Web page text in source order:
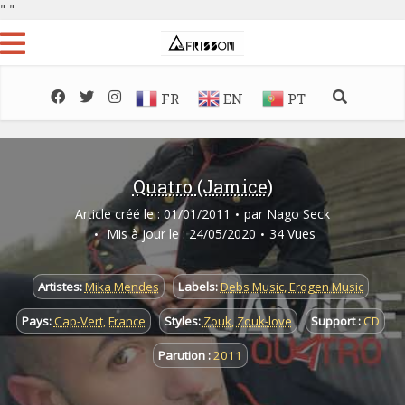
" "
FR EN PT
Quatro (Jamice)
Article créé le : 01/01/2011 par Nago Seck
Mis à jour le : 24/05/2020
34 Vues
Artistes:Mika Mendes Labels:Debs Music,Erogen Music
Pays:Cap-Vert,France Styles: Zouk, Zouk-love Support :CD
Parution :2011